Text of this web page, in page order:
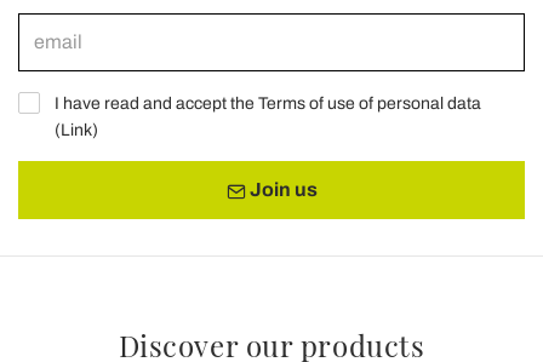
I have read and accept the Terms of use of personal data
(Link)
Join us
Discover our products